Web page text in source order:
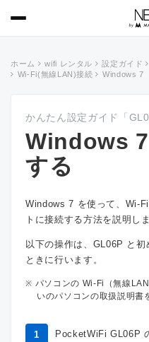
ホーム wifi レンタル 設定ガイド
Wi-Fi(無線LAN)接続
Windows 7
かんたん設定ガイド「
Windows
する
Windows 7 を使って、Wi-
トに接続する方法を説明しま
以下の操作は、GL06P と
ときに行います。
パソコンの Wi-Fi（無線
いのパソコンの取扱説明書
1 PocketWiFi GL06P